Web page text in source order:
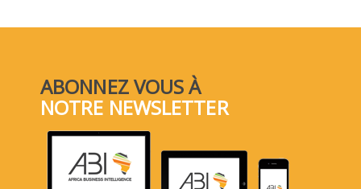
ABONNEZ VOUS À
NOTRE NEWSLETTER